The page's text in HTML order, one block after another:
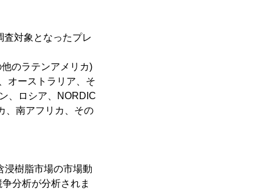
対象となったプレ
のラテンアメリカ)
オーストラリア、そ
、ロシア、NORDIC
、南アフリカ、その
浸樹脂市場の市場動
分析が分析されま